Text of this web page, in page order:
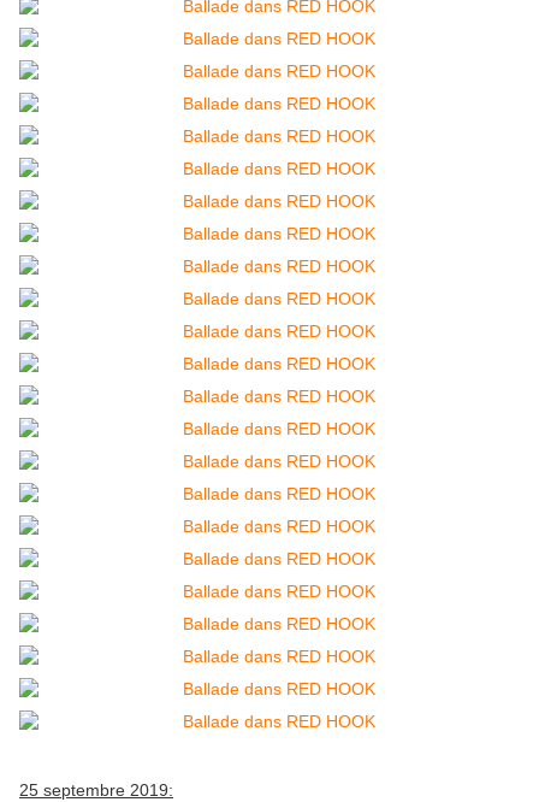
25 septembre 2019: